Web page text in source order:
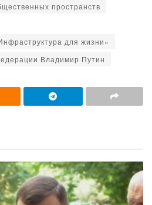
пространств
для жизни»
Владимир Путин